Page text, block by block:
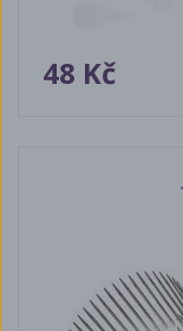
48 Kč